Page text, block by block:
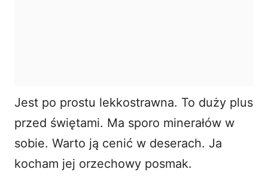
Jest po prostu lekkostrawna. To duży plus
przed świętami. Ma sporo minerałów w
sobie. Warto ją cenić w deserach. Ja
kocham jej orzechowy posmak.